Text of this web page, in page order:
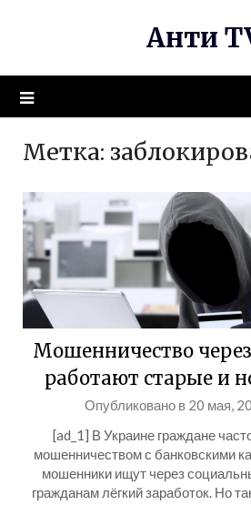
Анти
Метка:
Мошенничество через
работают старые и
Опубликовано в 20 мая,
[ad_1] В Украине граждане
мошенничеством с банковскими
мошенники ищут через
гражданам лёгкий заработок. Но